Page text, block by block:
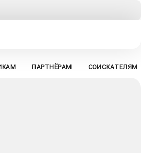
ПАРТНЁРАМ СОИСКАТЕЛЯМ